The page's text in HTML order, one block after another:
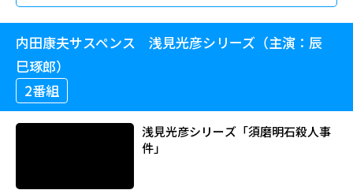
橋田壽賀子ドラマ「渡る世間は鬼ば
08/10(月)11:00～12:00
橋田壽賀子脚本による国民的ホームドラマ第9シリーズ。嫁いだ5人の娘た
内田康夫サスペンス 浅見光彦シリーズ（主演：辰
巳琢郎）
2番組
浅見光彦シリーズ「須磨明石殺人事
件」